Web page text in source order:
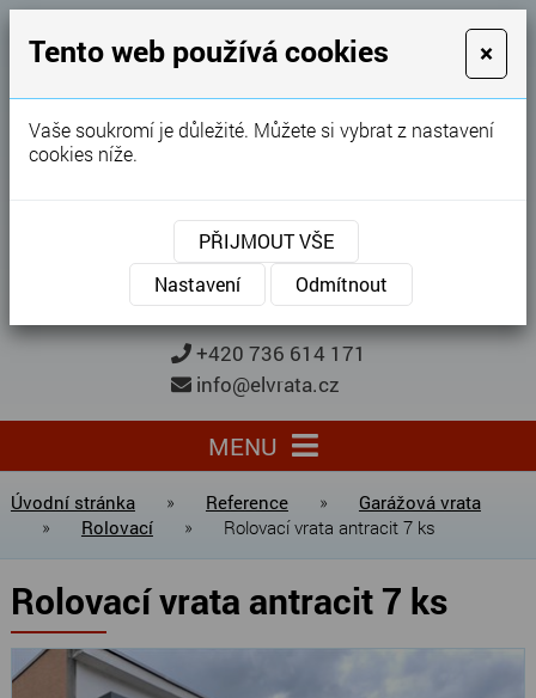
GARÁŽOVÁ VRATA
Karel Procházka
Garážová vrata, brány, ploty ...
Kontaktujte nás
KONTAKTUJTE NÁS
+420 736 614 171
info@elvrata.cz
MENU
Úvodní stránka » Reference »
Garážová vrata
»
Rolovací » Rolovací vrata antracit 7 ks
Rolovací vrata antracit 7 ks
Tento web používá cookies ×
Vaše soukromí je důležité. Můžete si vybrat z nastavení
cookies níže.
PŘIJMOUT VŠE
Nastavení
Odmítnout